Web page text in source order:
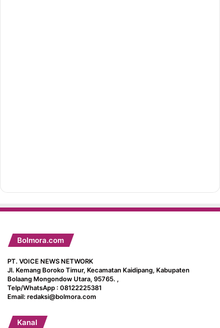
Bolmora.com
PT. VOICE NEWS NETWORK
Jl. Kemang Boroko Timur, Kecamatan Kaidipang, Kabupaten
Bolaang Mongondow Utara, 95765. ,
Telp/WhatsApp : 08122225381
Email: redaksi@bolmora.com
Kanal